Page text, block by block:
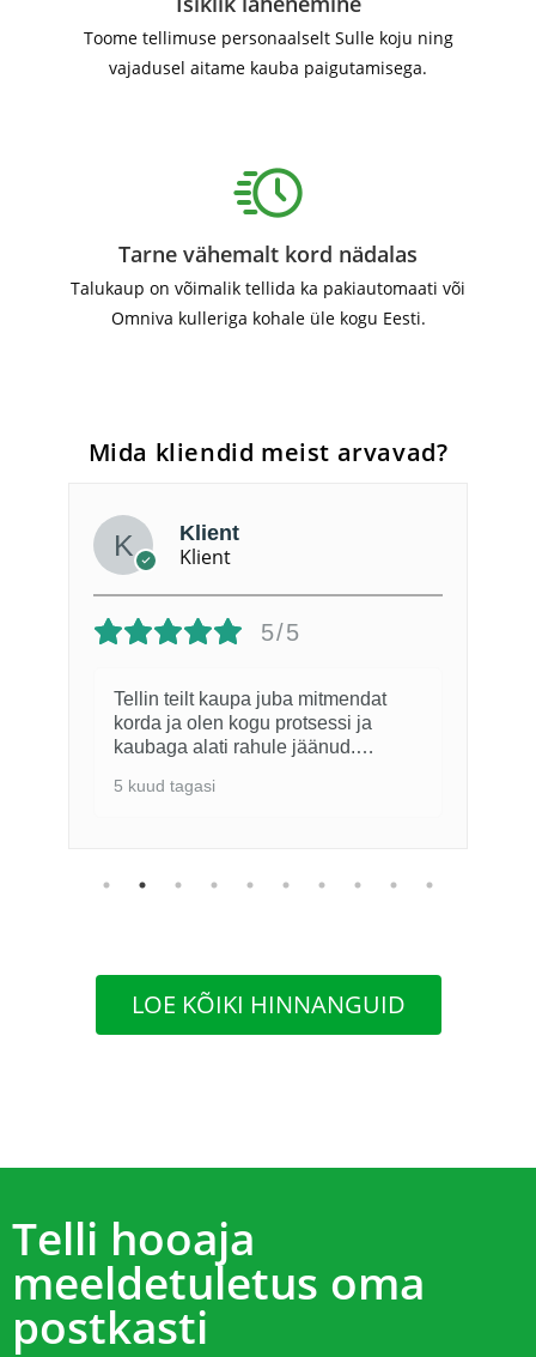
Toome tellimuse personaalselt Sulle koju ning
vajadusel aitame kauba paigutamisega.
Tarne vähemalt kord nädalas
Talukaup on võimalik tellida ka pakiautomaati või
Omniva kulleriga kohale üle kogu Eesti.
Mida kliendid meist arvavad?
Klient
Klient
5/5
Tellin teilt kaupa juba mitmendat
korda ja olen kogu protsessi ja
kaubaga alati rahule jäänud.
Lõuna-Eesti kartulipõllud on vee all.
olnud kõrge kvaliteediga. Kui
perele tagada varajaselt värske
kartuli. Olen küll juba 74-aastane,
5 kuud tagasi
LOE KÕIKI HINNANGUID
Telli hooaja
meeldetuletus oma
postkasti